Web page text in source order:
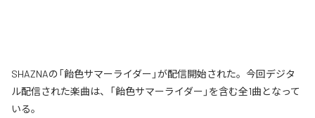
SHAZNAの「飴色サマーライダー」が配信開始された。今回デジタ
ル配信された楽曲は、「飴色サマーライダー」を含む全1曲となって
いる。